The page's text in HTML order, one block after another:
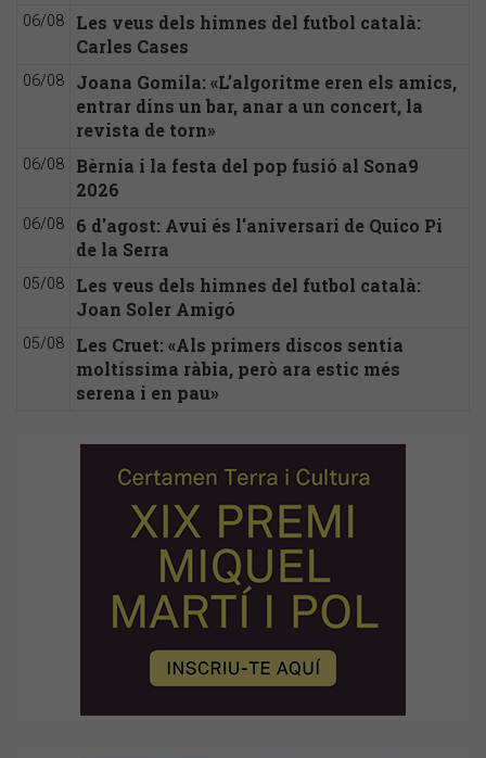
06/08
Les veus dels himnes del futbol català:
Carles Cases
06/08
Joana Gomila: «L’algoritme eren els amics,
entrar dins un bar, anar a un concert, la
revista de torn»
06/08
Bèrnia i la festa del pop fusió al Sona9
2026
06/08
6 d'agost: Avui és l'aniversari de Quico Pi
de la Serra
05/08
Les veus dels himnes del futbol català:
Joan Soler Amigó
05/08
Les Cruet: «Als primers discos sentia
moltíssima ràbia, però ara estic més
serena i en pau»